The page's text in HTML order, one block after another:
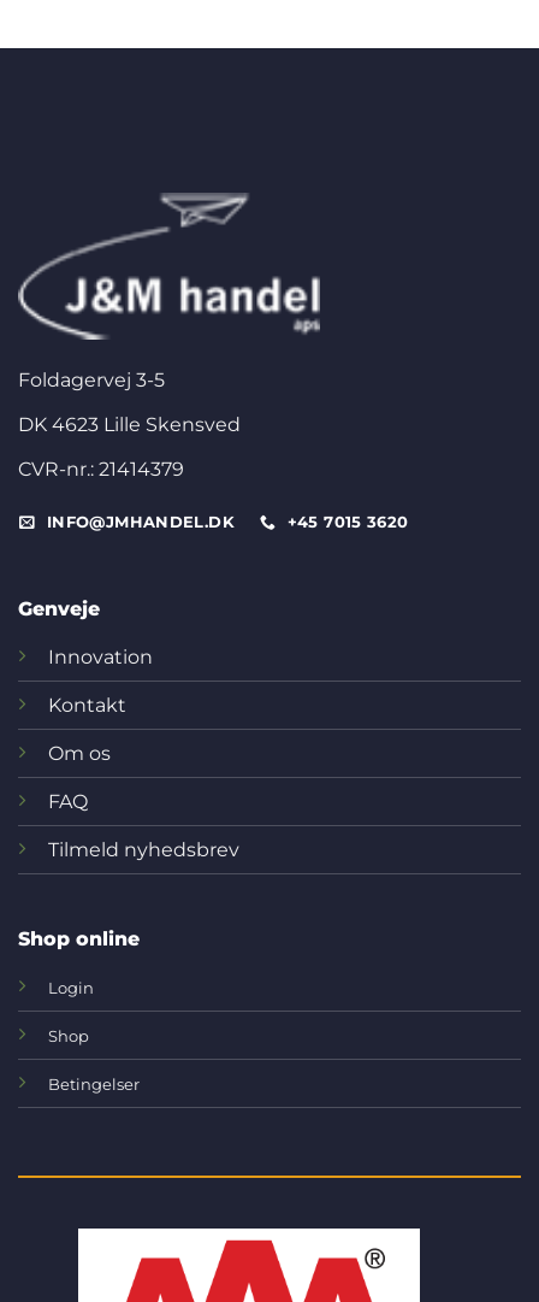
Foldagervej 3-5
DK 4623 Lille Skensved
CVR-nr.: 21414379
INFO@JMHANDEL.DK +45 7015 3620
Genveje
Innovation
Kontakt
Om os
FAQ
Tilmeld nyhedsbrev
Shop online
Login
Shop
Betingelser